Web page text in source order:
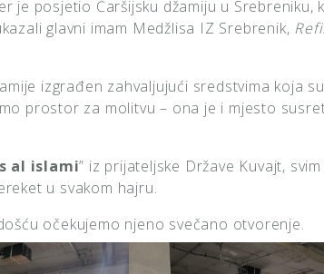
je posjetio Čaršijsku džamiju u Srebreniku,
glavni imam Medžlisa IZ Srebrenik,
izgrađen zahvaljujući sredstvima koja su
prostor za molitvu – ona je i mjesto
al islami” iz prijateljske Države Kuvajt,
u svakom hajru.
očekujemo njeno svečano otvorenje.